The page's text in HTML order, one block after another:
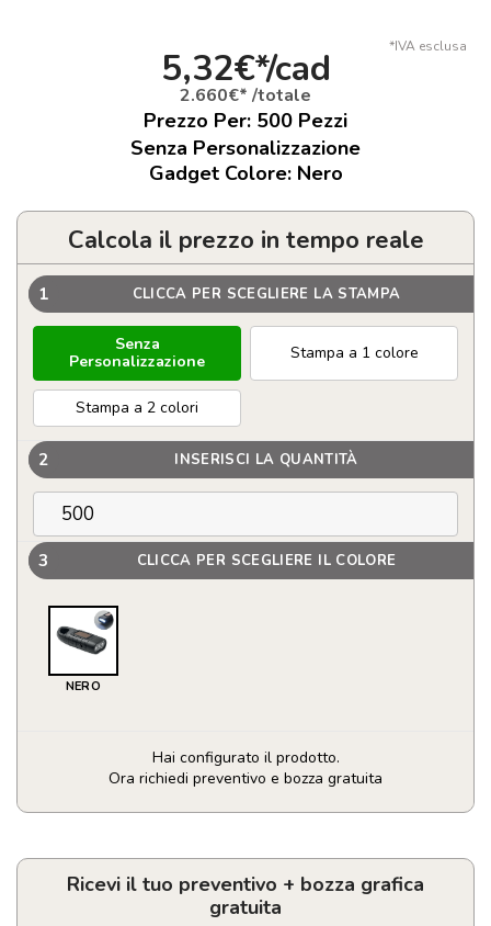
*IVA esclusa
5,32€*/cad
2.660€* /totale
Prezzo Per: 500 Pezzi
Senza Personalizzazione
Gadget Colore: Nero
Calcola il prezzo in tempo reale
1 CLICCA PER SCEGLIERE LA STAMPA
Senza
Personalizzazione
Stampa a 1 colore
Stampa a 2 colori
2 INSERISCI LA QUANTITÀ
3 CLICCA PER SCEGLIERE IL COLORE
NERO
Hai configurato il prodotto.
Ora richiedi preventivo e bozza gratuita
Torcia
con
ricaricaRicevi il tuo preventivo + bozza grafica
gratuita